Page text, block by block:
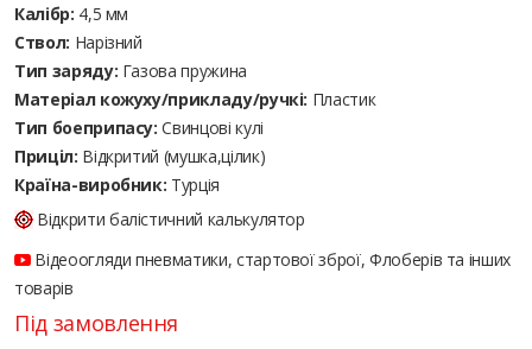
Калібр: 4,5 мм
Ствол: Нарізний
Тип заряду: Газова пружина
Матеріал кожуху/прикладу/ручкі: Пластик
Тип боеприпасу: Cвинцові кулі
Приціл: Відкритий (мушка,цілик)
Країна-виробник: Турція
Відкрити балістичний калькулятор
Відеоогляди пневматики, стартової зброї, Флоберів та інших
товарів
Під замовлення